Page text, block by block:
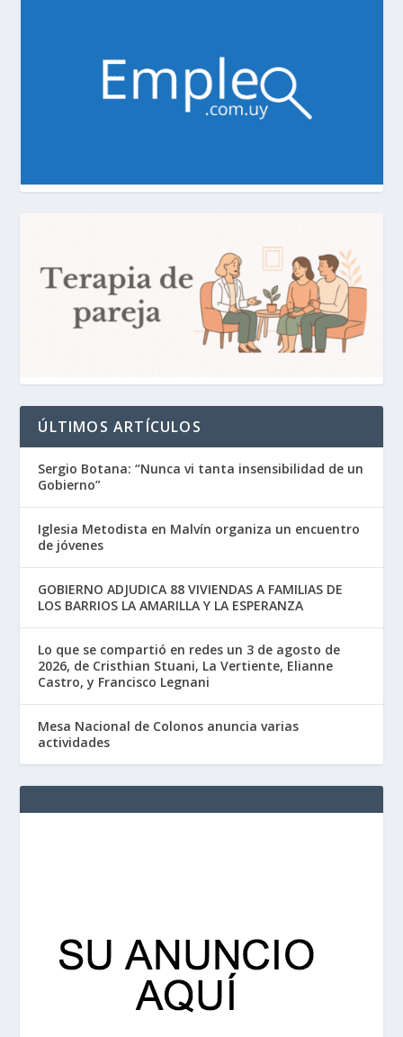
ÚLTIMOS ARTÍCULOS
Sergio Botana: “Nunca vi tanta insensibilidad de un
Gobierno”
Iglesia Metodista en Malvín organiza un encuentro
de jóvenes
GOBIERNO ADJUDICA 88 VIVIENDAS A FAMILIAS DE
LOS BARRIOS LA AMARILLA Y LA ESPERANZA
Lo que se compartió en redes un 3 de agosto de
2026, de Cristhian Stuani, La Vertiente, Elianne
Castro, y Francisco Legnani
Mesa Nacional de Colonos anuncia varias
actividades